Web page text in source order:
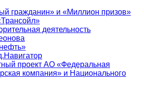
гражданин» и «Миллион призов»
деятельность
проект АО «Федеральная
компания» и Национального